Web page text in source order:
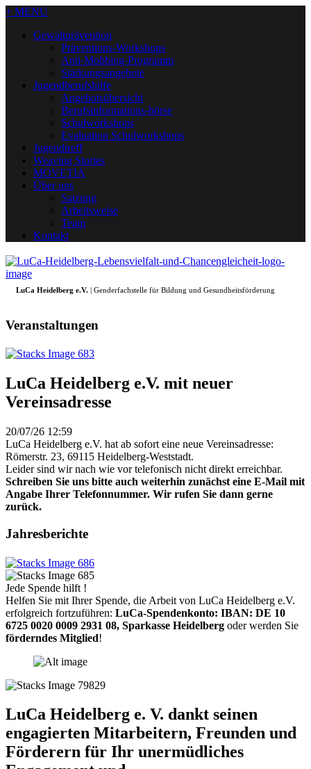
+ MENU
Gewaltprävention
Präventions-Workshops
Anti-Mobbing-Programm
Stärkungsangebote
Jugendberufshilfe
Angebotsübersicht
Berufsinformations-börse
Schulworkshops
Evaluation Schulworkshops
Jugendtreff
Weaving Stories
MOVETIA
Über uns
Satzung
Arbeitsweise
Team
Kontakt
LuCa Heidelberg e.V. | Genderfachstelle für Bildung und Gesundheitsförderung
Veranstaltungen
LuCa Heidelberg e.V. mit neuer
Vereinsadresse
20/07/26 12:59
LuCa Heidelberg e.V. hat ab sofort eine neue Vereinsadresse:
Römerstr. 23, 69115 Heidelberg-Weststadt.
Leider sind wir nach wie vor telefonisch nicht direkt erreichbar.
Schreiben Sie uns bitte auch weiterhin zunächst eine E-Mail mit
Angabe Ihrer Telefonnummer. Wir rufen Sie dann gerne
zurück.
Jahresberichte
Jede Spende hilft !
Helfen Sie mit Ihrer Spende, die Arbeit von LuCa Heidelberg e.V.
erfolgreich fortzuführen: LuCa-Spendenkonto: IBAN: DE 10
6725 0020 0009 2931 08, Sparkasse Heidelberg oder werden Sie
förderndes Mitglied!
LuCa Heidelberg e. V. dankt seinen
engagierten Mitarbeitern, Freunden und
Förderern für Ihr unermüdliches